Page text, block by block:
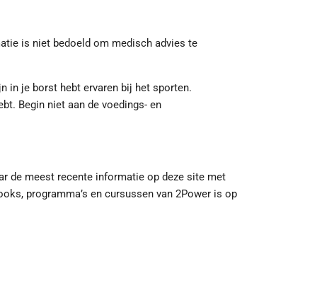
is niet bedoeld om medisch advies te
in je borst hebt ervaren bij het sporten.
Begin niet aan de voedings- en
de meest recente informatie op deze site met
programma’s en cursussen van 2Power is op